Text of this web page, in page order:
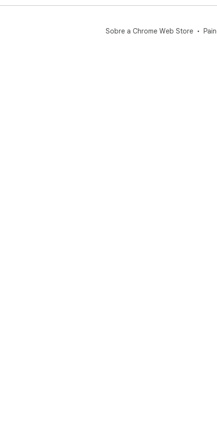
Sobre a Chrome Web Store